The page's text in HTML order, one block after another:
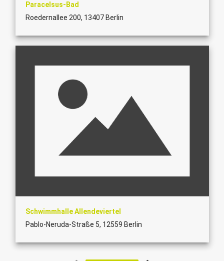
Paracelsus-Bad
Roedernallee 200, 13407 Berlin
Schwimmhalle Allendeviertel
Pablo-Neruda-Straße 5, 12559 Berlin